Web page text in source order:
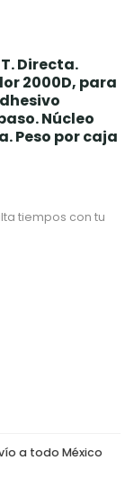
Directa.
2000D, para
Núcleo
Peso por caja
tiempos con tu
a todo México